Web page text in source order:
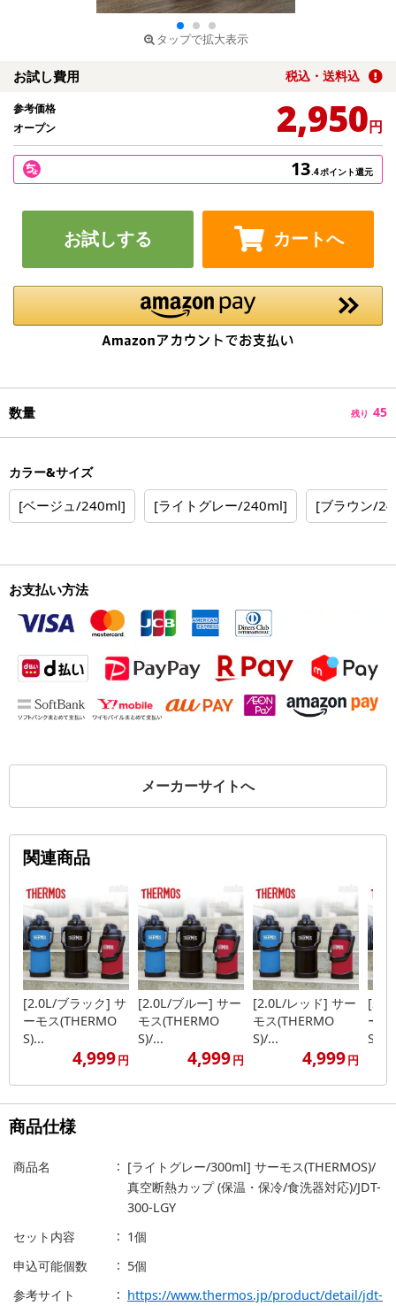
タップで拡大表示
お試し費用 税込・送料込
参考価格
オープン
2,950円
13.4ポイント還元
お試しする カートへ
数量 残り 45
カラー&サイズ
[ベージュ/240ml] [ライトグレー/240ml] [ブラウン/
お支払い方法
メーカーサイトへ
関連商品
[2.0L/ブラック] サ
ーモス(THERMO
S)...
4,999円
[2.0L/ブルー] サー
モス(THERMO
S)/...
4,999円
[2.0L/レッド] サー
モス(THERMO
S)/...
4,999円
ーモ
S)...
商品仕様
商品名
[ライトグレー/300ml] サーモス(THERMOS)/
真空断熱カップ (保温・保冷/食洗器対応)/JDT-
300-LGY
セット内容
1個
申込可能個数
5個
参考サイト
https://www.thermos.jp/product/detail/jdt-